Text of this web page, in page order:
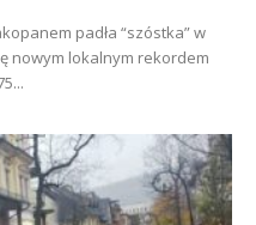
padła “szóstka” w
nowym lokalnym rekordem